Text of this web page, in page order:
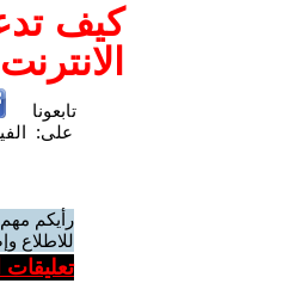
كيف
تابعونا
على:
رأيكم
للاطلاع